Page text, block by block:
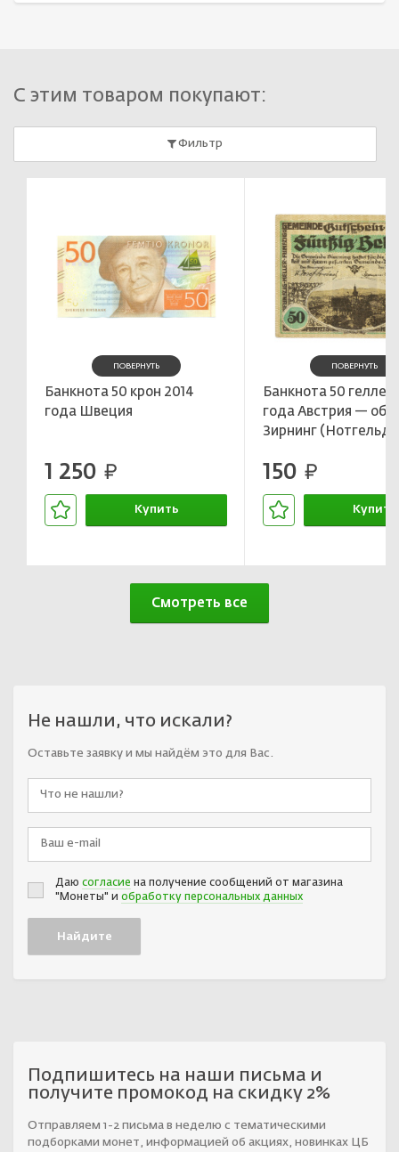
С этим товаром покупают:
Фильтр
ПОВЕРНУТЬ
Банкнота 50 крон 2014
года Швеция
1 250 руб.
Купить
ПОВЕРНУТЬ
Банкнота 50
года Австрия —
Зирнинг (Нотгельд)
150 руб.
Купить
Смотреть все
Не нашли, что искали?
Оставьте заявку и мы найдём это для Вас.
Даю согласие на получение сообщений от магазина
"Монеты" и обработку персональных данных
Подпишитесь на наши письма и
получите промокод на скидку 2%
Отправляем 1-2 письма в неделю с тематическими
подборками монет, информацией об акциях, новинках ЦБ